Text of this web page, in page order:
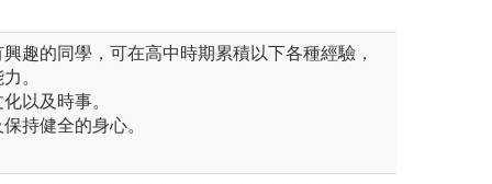
趣的同學，可在高中時期累積以下各種經驗，
。
以及時事。
持健全的身心。